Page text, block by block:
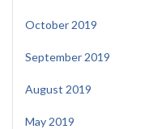
October 2019
September 2019
August 2019
May 2019